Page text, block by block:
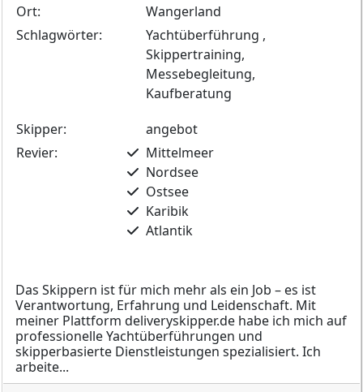
Ort:
Wangerland
Schlagwörter:
Yachtüberführung ,
Skippertraining,
Messebegleitung,
Kaufberatung
Skipper:
angebot
Revier:
Mittelmeer
Nordsee
Ostsee
Karibik
Atlantik
Das Skippern ist für mich mehr als ein Job – es ist
Verantwortung, Erfahrung und Leidenschaft. Mit
meiner Plattform deliveryskipper.de habe ich mich auf
professionelle Yachtüberführungen und
skipperbasierte Dienstleistungen spezialisiert. Ich
arbeite...